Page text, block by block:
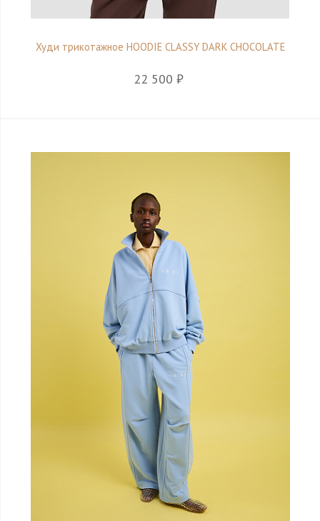
Худи трикотажное HOODIE CLASSY DARK CHOCOLATE
22 500 ₽